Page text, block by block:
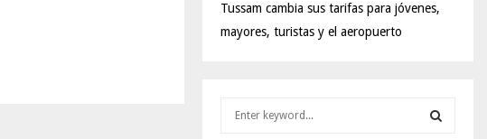
Tussam cambia sus tarifas para jóvenes,
mayores, turistas y el aeropuerto